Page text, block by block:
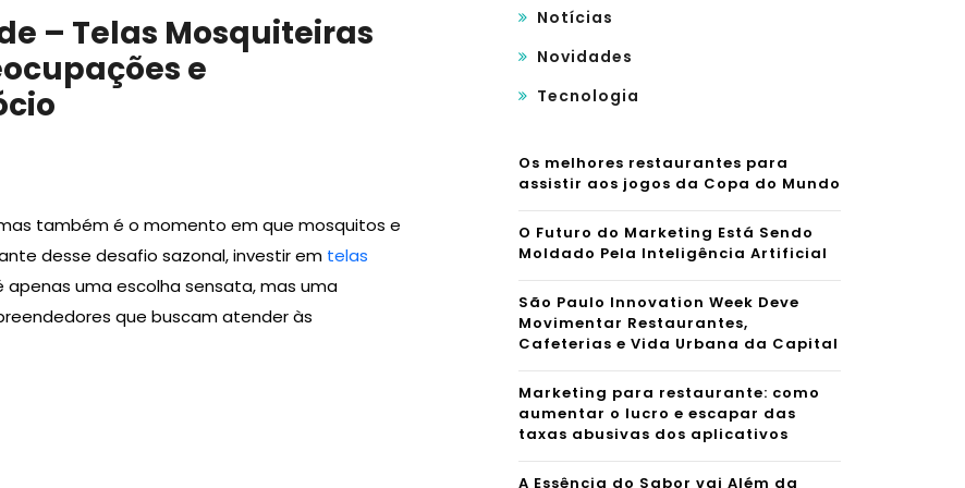
– Telas Mosquiteiras
e
também é o momento em que mosquitos e
desse desafio sazonal, investir em telas
apenas uma escolha sensata, mas uma
que buscam atender às
Notícias
Novidades
Tecnologia
Os melhores restaurantes para
assistir aos jogos da Copa do Mundo
O Futuro do Marketing Está Sendo
Moldado Pela Inteligência Artificial
São Paulo Innovation Week Deve
Movimentar Restaurantes,
Cafeterias e Vida Urbana da Capital
Marketing para restaurante: como
aumentar o lucro e escapar das
taxas abusivas dos aplicativos
A Essência do Sabor vai Além da